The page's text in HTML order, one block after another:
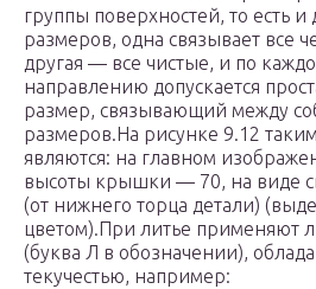
группы поверхностей, то есть и
размеров, одна связывает все
другая — все чистые, и по
направлению допускается
размер, связывающий между
размеров.На рисунке 9.12
являются: на главном
высоты крышки — 70, на виде
(от нижнего торца детали)
цветом).При литье применяют
(буква Л в обозначении),
текучестью, например: